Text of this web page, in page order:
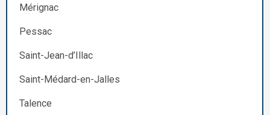
Mérignac
Pessac
Saint-Jean-d’Illac
Saint-Médard-en-Jalles
Talence